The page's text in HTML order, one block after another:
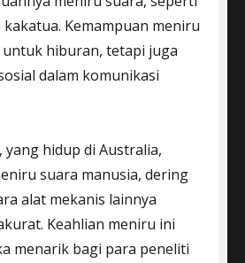
Kemampuan meniru
hiburan, tetapi juga
dalam komunikasi
hidup di Australia,
suara manusia, dering
alat mekanis lainnya
Keahlian meniru ini
menarik bagi para peneliti